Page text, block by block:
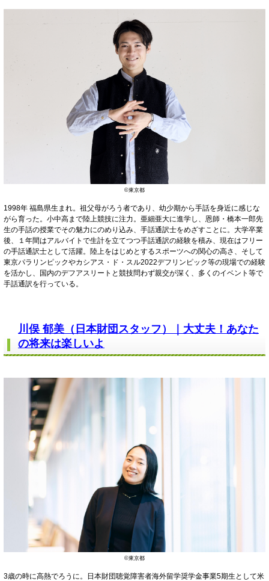
©東京都
1998年 福島県生まれ。祖父母がろう者であり、幼少期から手話を身近に感じな
がら育った。小中高まで陸上競技に注力。亜細亜大に進学し、恩師・橋本一郎先
生の手話の授業でその魅力にのめり込み、手話通訳士をめざすことに。大学卒業
後、１年間はアルバイトで生計を立てつつ手話通訳の経験を積み、現在はフリー
の手話通訳士として活躍。陸上をはじめとするスポーツへの関心の高さ、そして
東京パラリンピックやカシアス・ド・スル2022デフリンピック等の現場での経験
を活かし、国内のデフアスリートと競技問わず親交が深く、多くのイベント等で
手話通訳を行っている。
川俣 郁美（日本財団スタッフ）｜大丈夫！あなた
の将来は楽しいよ
©東京都
3歳の時に高熱でろうに。日本財団聴覚障害者海外留学奨学金事業5期生として米